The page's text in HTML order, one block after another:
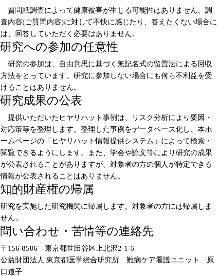
質問紙調査によって健康被害が生じる可能性はありません。調
査内容(ご質問内容)に対して不快に感じたり、答えたくない場合に
は、回答していただく必要はありません。
研究への参加の任意性
研究の参加は、自由意思に基づく無記名式の留置法による回収
方法をとっています。研究に参加しない場合にも何ら不利益を受
けることはありません。
研究成果の公表
提供いただいたヒヤリハット事例は、リスク分析により要因・
対応策等を整理します。整理した事例をデータベース化し、本ホ
ームページの「ヒヤリハット情報提供システム」によって検索・
閲覧できるようにします。また、学会や論文等により研究の成果
が公表されることがありますが、対象者の方の個人が特定できる
情報が公表されることはありません。
知的財産権の帰属
研究を実施した研究機関に帰属します。対象者の方には帰属しま
せん。
問い合わせ・苦情等の連絡先
〒156-8506 東京都世田谷区上北沢2-1-6
公益財団法人 東京都医学総合研究所 難病ケア看護ユニット 原
口道子